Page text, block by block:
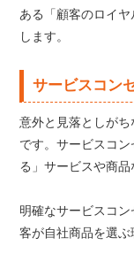
ある「顧客のロイ
します。
サービスコン
意外と見落としがち
です。サービスコ
る」サービスや商品
明確なサービスコ
客が自社商品を選ぶ